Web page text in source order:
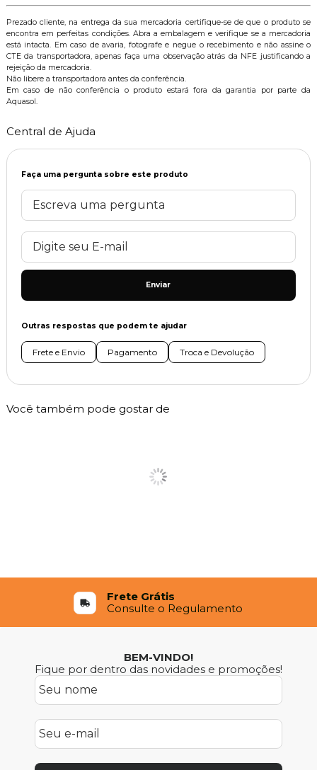
Prezado cliente, na entrega da sua mercadoria certifique-se de que o produto se
encontra em perfeitas condições. Abra a embalagem e verifique se a mercadoria
está intacta. Em caso de avaria, fotografe e negue o recebimento e não assine o
CTE da transportadora, apenas faça uma observação atrás da NFE justificando a
rejeição da mercadoria.
Não libere a transportadora antes da conferência.
Em caso de não conferência o produto estará fora da garantia por parte da
Aquasol.
Central de Ajuda
Faça uma pergunta sobre este produto
Enviar
Outras respostas que podem te ajudar
Frete e Envio Pagamento Troca e Devolução
Você também pode gostar de
Frete Grátis
Consulte o Regulamento
BEM-VINDO!
Fique por dentro das novidades e promoções!